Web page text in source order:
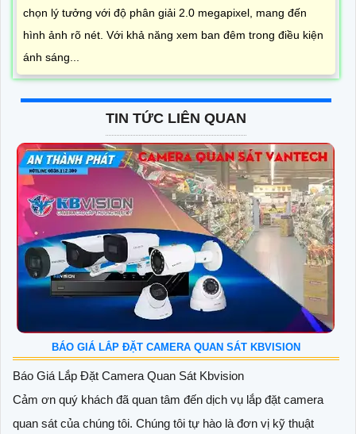
chọn lý tưởng với độ phân giải 2.0 megapixel, mang đến
hình ảnh rõ nét. Với khả năng xem ban đêm trong điều kiện
ánh sáng...
TIN TỨC LIÊN QUAN
BÁO GIÁ LẮP ĐẶT CAMERA QUAN SÁT KBVISION
Báo Giá Lắp Đặt Camera Quan Sát Kbvision
Cảm ơn quý khách đã quan tâm đến dịch vụ lắp đặt camera
quan sát của chúng tôi. Chúng tôi tự hào là đơn vị kỹ thuật